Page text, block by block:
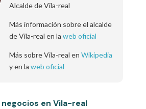
Alcalde de Vila-real
Más información sobre el alcalde
de Vila-real en la web oficial
Más sobre Vila-real en Wikipedia
y en la web oficial
en Vila-real